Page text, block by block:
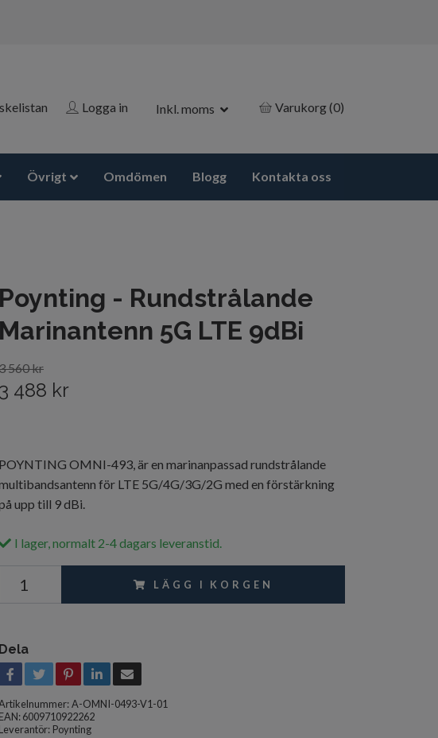
Logga in Inkl. moms Varukorg(0)
Övrigt Omdömen Blogg Kontakta oss
Poynting - Rundstrålande
Marinantenn 5G LTE 9dBi
560 kr
3 488 kr
POYNTING OMNI-493, är en marinanpassad rundstrålande
för LTE 5G/4G/3G/2G med en förstärkning
upp till 9 dBi.
I lager, normalt 2-4 dagars leveranstid.
LÄGG I KORGEN
Dela
A-OMNI-0493-V1-01
EAN: 6009710922262
Leverantör: Poynting